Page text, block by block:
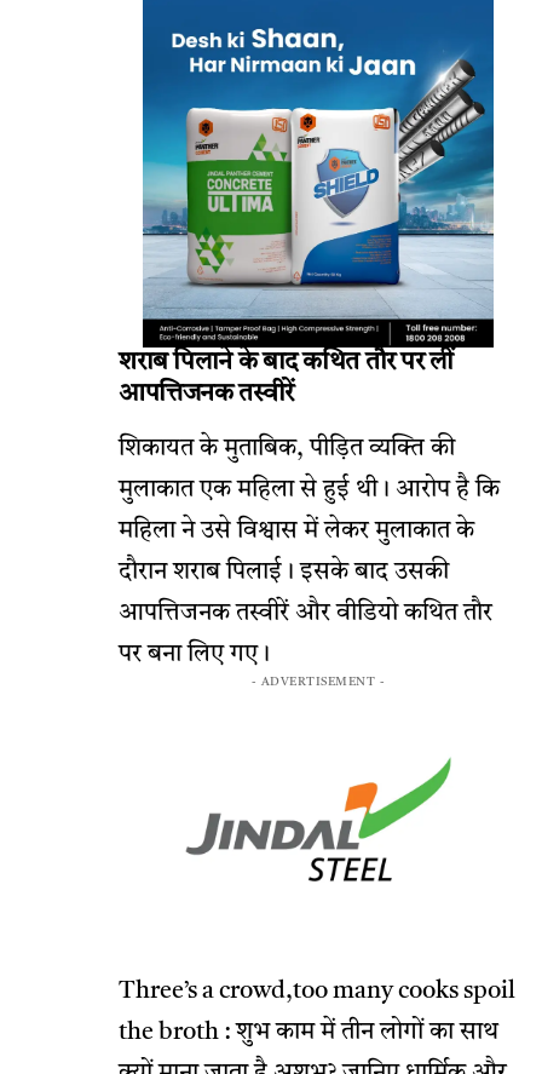
शराब पिलाने के बाद कथित तौर पर लीं
आपत्तिजनक तस्वीरें
शिकायत के मुताबिक, पीड़ित व्यक्ति की
मुलाकात एक महिला से हुई थी। आरोप है कि
महिला ने उसे विश्वास में लेकर मुलाकात के
दौरान शराब पिलाई। इसके बाद उसकी
आपत्तिजनक तस्वीरें और वीडियो कथित तौर
पर बना लिए गए।
- ADVERTISEMENT -
Three’s a crowd,too many cooks spoil
the broth : शुभ काम में तीन लोगों का साथ